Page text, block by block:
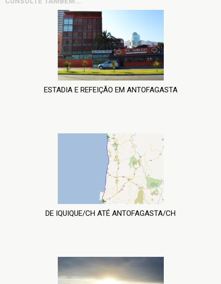
ESTADIA E REFEIÇÃO EM ANTOFAGASTA
DE IQUIQUE/CH ATÉ ANTOFAGASTA/CH